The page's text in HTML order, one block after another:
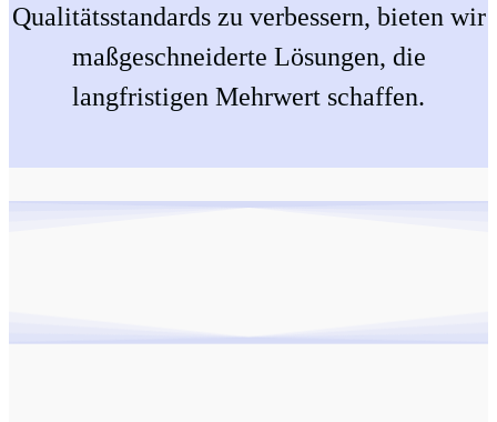
Qualitätsstandards zu verbessern, bieten wir
maßgeschneiderte Lösungen, die
langfristigen Mehrwert schaffen.